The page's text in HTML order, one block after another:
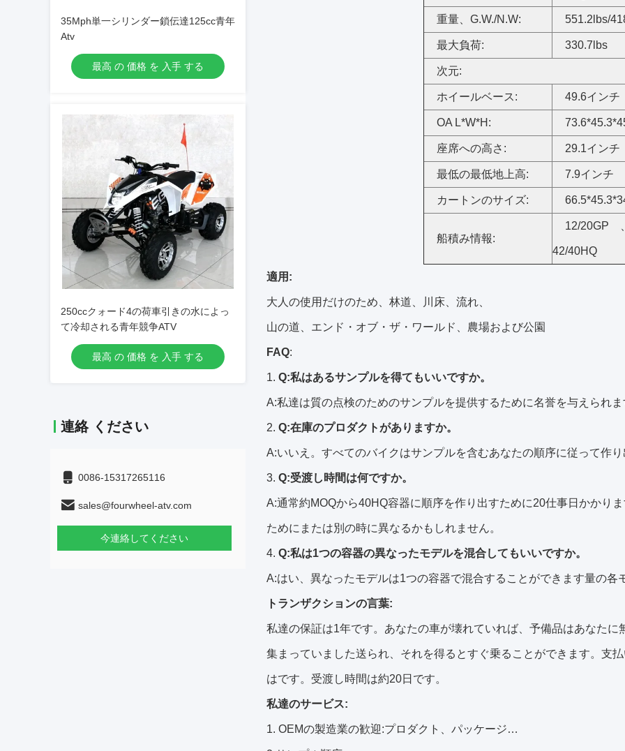
35Mph単一シリンダー鎖伝達125cc青年
Atv
最高 の 価格 を 入手 する
250ccクォード4の荷車引きの水によっ
て冷却される青年競争ATV
最高 の 価格 を 入手 する
連絡 ください
0086-15317265116
sales@fourwheel-atv.com
今連絡してください
重量、G.W./N.W: 551.2lbs/
最大負荷: 330.7lbs
次元:
ホイールベース: 49.6インチ
OA L*W*H:
座席への高さ: 29.1インチ
最低の最低地上高: 7.9インチ
カートンのサイズ:
船積み情報:
12/20GP
42/40HQ
適用:
大人の使用だけのため、林道、川床、流れ、
山の道、エンド・オブ・ザ・ワールド、農場および公園
FAQ:
1. Q:私はあるサンプルを得てもいいですか。
A:私達は質の点検のためのサンプルを提供するために名誉を与えられま
2. Q:在庫のプロダクトがありますか。
A:いいえ。すべてのバイクはサンプルを含むあなたの順序に従って作り
3. Q:受渡し時間は何ですか。
A:通常約MOQから40HQ容器に順序を作り出すために20仕事日かかり
ためにまたは別の時に異なるかもしれません。
4. Q:私は1つの容器の異なったモデルを混合してもいいですか。
A:はい、異なったモデルは1つの容器で混合することができます量の各
トランザクションの言葉:
私達の保証は1年です。あなたの車が壊れていれば、予備品はあなた
集まっていました送られ、それを得るとすぐ乗ることができます。支
はです。受渡し時間は約20日です。
私達のサービス:
1. OEMの製造業の歓迎:プロダクト、パッケージ…